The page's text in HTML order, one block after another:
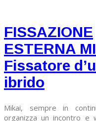
FISSAZIONE
ESTERNA
Fissatore
ibrido
Mikai, sempre in
organizza un incontro e